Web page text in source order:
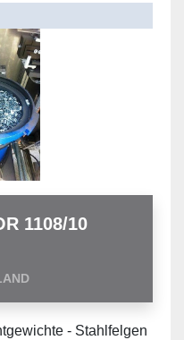
1108/10
- Stahlfelgen